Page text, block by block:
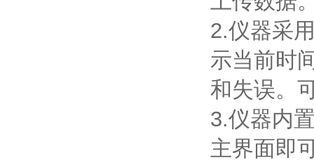
2.仪器采
示当前时
和失误。
3.仪器内
主界面即